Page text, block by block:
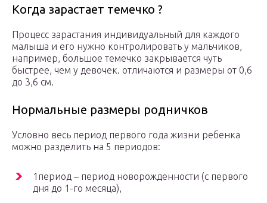
Когда зарастает темечко ?
Процесс зарастания индивидуальный для каждого
малыша и его нужно контролировать у мальчиков,
например, большое темечко закрывается чуть
быстрее, чем у девочек. отличаются и размеры от 0,6
до 3,6 см.
Нормальные размеры родничков
Условно весь период первого года жизни ребенка
можно разделить на 5 периодов:
1период – период новорожденности (с первого
дня до 1-го месяца),